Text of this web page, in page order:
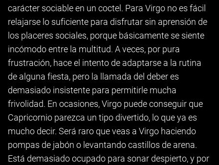
carácter sociable en un coctel. Para Virgo no es fácil
relajarse lo suficiente para disfrutar sin aprensión de
los placeres sociales, porque básicamente se siente
incómodo entre la multitud. A veces, por pura
frustración, hace el intento de adaptarse a la rutina
de alguna fiesta, pero la llamada del deber es
demasiado insistente para permitirle mucha
frivolidad. En ocasiones, Virgo puede conseguir que
Capricornio parezca un tipo divertido, lo que ya es
mucho decir. Será raro que veas a Virgo haciendo
pompas de jabón o levantando castillos de arena.
Está demasiado ocupado para sonar despierto, y por